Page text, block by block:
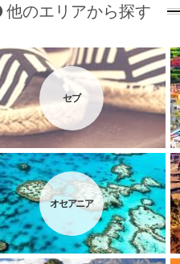
他のエリアから探す
セブ
オセアニア